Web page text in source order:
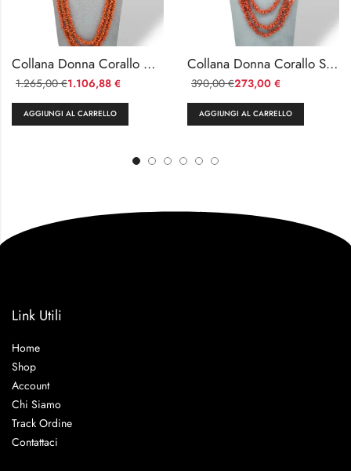
Collana Donna Corallo Mediterraneo con Ramo ed Ematite
1.106,88 €
1.265,00€
AGGIUNGI AL CARRELLO
Collana Donna Corallo Sciacca e Agata Verde Argento 925
273,00 €
390,00€
AGGIUNGI AL CARRELLO
Link Utili
Home
Shop
Account
Chi Siamo
Track Ordine
Contattaci